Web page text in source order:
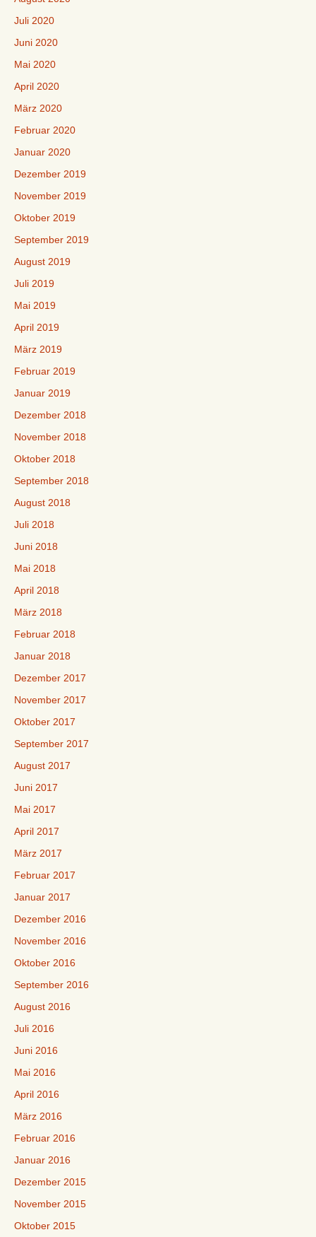
Juli 2020
Juni 2020
Mai 2020
April 2020
März 2020
Februar 2020
Januar 2020
Dezember 2019
November 2019
Oktober 2019
September 2019
August 2019
Juli 2019
Mai 2019
April 2019
März 2019
Februar 2019
Januar 2019
Dezember 2018
November 2018
Oktober 2018
September 2018
August 2018
Juli 2018
Juni 2018
Mai 2018
April 2018
März 2018
Februar 2018
Januar 2018
Dezember 2017
November 2017
Oktober 2017
September 2017
August 2017
Juni 2017
Mai 2017
April 2017
März 2017
Februar 2017
Januar 2017
Dezember 2016
November 2016
Oktober 2016
September 2016
August 2016
Juli 2016
Juni 2016
Mai 2016
April 2016
März 2016
Februar 2016
Januar 2016
Dezember 2015
November 2015
Oktober 2015